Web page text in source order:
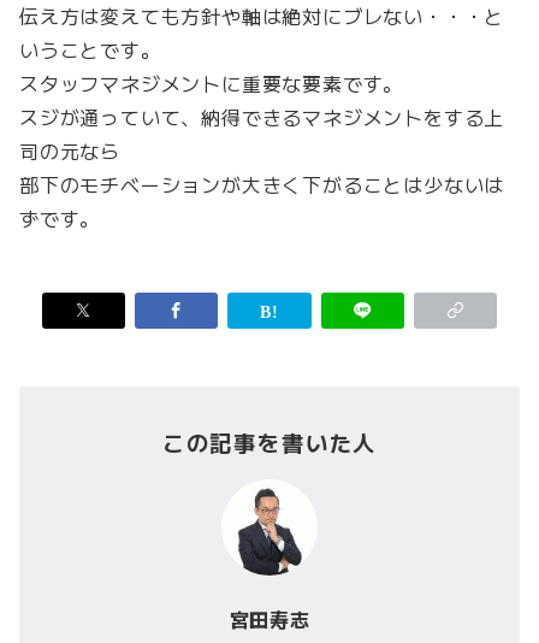
伝え方は変えても方針や軸は絶対にブレない・・・と
いうことです。
スタッフマネジメントに重要な要素です。
スジが通っていて、納得できるマネジメントをする上
司の元なら
部下のモチベーションが大きく下がることは少ないは
ずです。
この記事を書いた人
宮田寿志